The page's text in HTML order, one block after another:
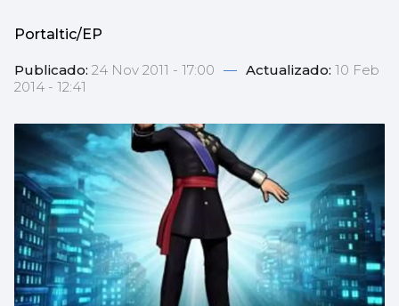
Portaltic/EP
Publicado: 24 Nov 2011 - 17:00 — Actualizado: 10 Feb
2014 - 12:41